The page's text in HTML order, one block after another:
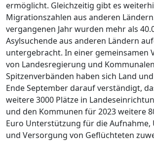
ermöglicht. Gleichzeitig gibt es
Migrationszahlen aus anderen
vergangenen Jahr wurden mehr als
Asylsuchende aus anderen Ländern
untergebracht. In einer gemeinsamen
von Landesregierung und Kommunalen
Spitzenverbänden haben sich Land
Ende September darauf verständigt,
weitere 3000 Plätze in
und den Kommunen für 2023 weitere
Euro Unterstützung für die
und Versorgung von Geflüchteten